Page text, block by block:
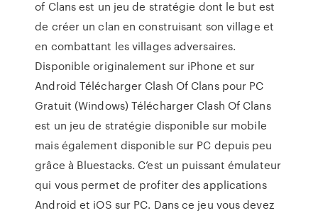
of Clans est un jeu de stratégie dont le but est
de créer un clan en construisant son village et
en combattant les villages adversaires.
Disponible originalement sur iPhone et sur
Android Télécharger Clash Of Clans pour PC
Gratuit (Windows) Télécharger Clash Of Clans
est un jeu de stratégie disponible sur mobile
mais également disponible sur PC depuis peu
grâce à Bluestacks. C’est un puissant émulateur
qui vous permet de profiter des applications
Android et iOS sur PC. Dans ce jeu vous devez